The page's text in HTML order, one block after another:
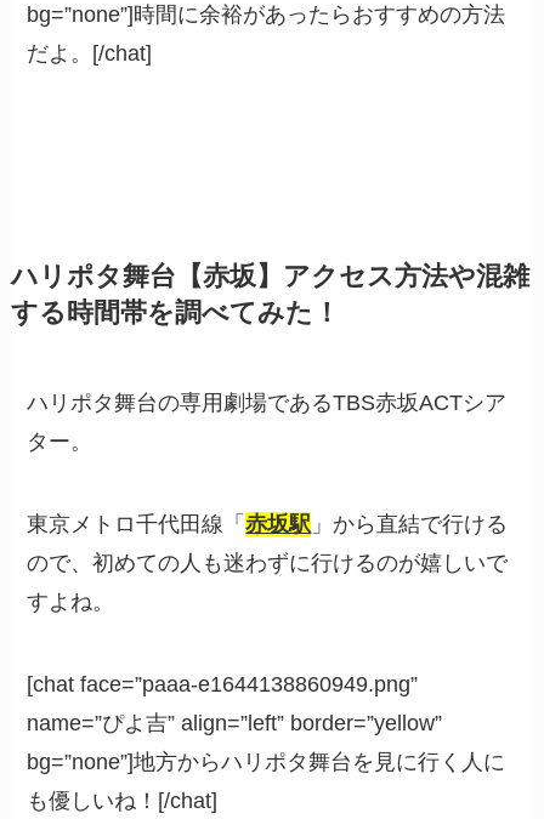
bg=”none”]時間に余裕があったらおすすめの方法
だよ。[/chat]
ハリポタ舞台【赤坂】アクセス方法や混雑
する時間帯を調べてみた！
ハリポタ舞台の専用劇場であるTBS赤坂ACTシア
ター。
東京メトロ千代田線「赤坂駅 」から直結で行ける
ので、初めての人も迷わずに行けるのが嬉しいで
すよね。
[chat face=”paaa-e1644138860949.png”
name=”ぴよ吉” align=”left” border=”yellow”
bg=”none”]地方からハリポタ舞台を見に行く人に
も優しいね！[/chat]